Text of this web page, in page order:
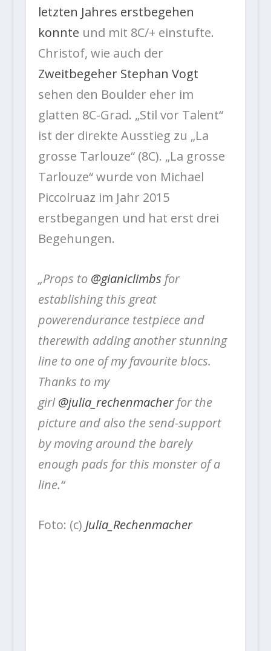
letzten Jahres erstbegehen
konnte und mit 8C/+ einstufte.
Christof, wie auch der
Zweitbegeher Stephan Vogt
sehen den Boulder eher im
glatten 8C-Grad. „Stil vor Talent“
ist der direkte Ausstieg zu „La
grosse Tarlouze“ (8C). „La grosse
Tarlouze“ wurde von Michael
Piccolruaz im Jahr 2015
erstbegangen und hat erst drei
Begehungen.
„Props to @gianiclimbs for
establishing this great
powerendurance testpiece and
therewith adding another stunning
line to one of my favourite blocs.
Thanks to my
girl@julia_rechenmacherfor the
picture and also the send-support
by moving around the barely
enough pads for this monster of a
line.“
Foto: (c) Julia_Rechenmacher